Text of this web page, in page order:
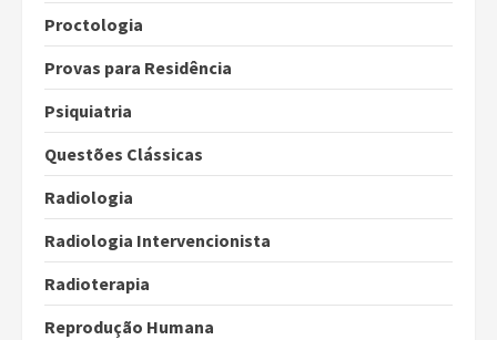
Proctologia
Provas para Residência
Psiquiatria
Questões Clássicas
Radiologia
Radiologia Intervencionista
Radioterapia
Reprodução Humana